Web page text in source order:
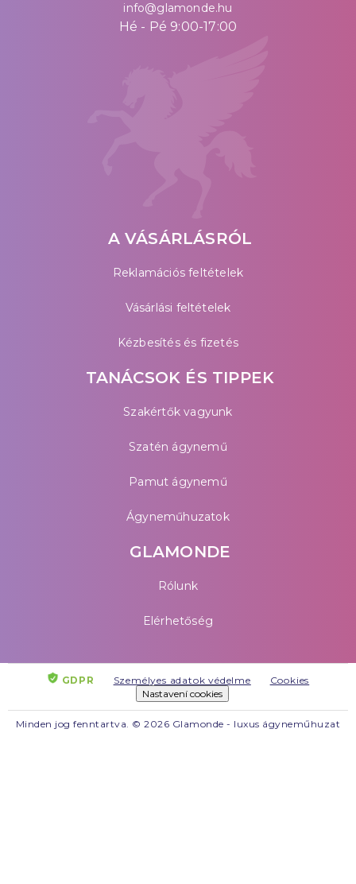
info@glamonde.hu
Hé - Pé 9:00-17:00
A VÁSÁRLÁSRÓL
Reklamációs feltételek
Vásárlási feltételek
Kézbesítés és fizetés
TANÁCSOK ÉS TIPPEK
Szakértők vagyunk
Szatén ágynemű
Pamut ágynemű
Ágyneműhuzatok
GLAMONDE
Rólunk
Elérhetőség
GDPR Személyes adatok védelme
Cookies
Nastavení cookies
Minden jog fenntartva. © 2026 Glamonde - luxus ágyneműhuzat